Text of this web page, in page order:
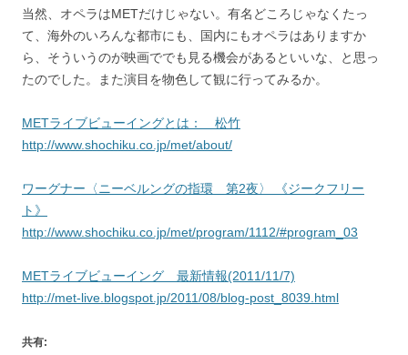
当然、オペラはMETだけじゃない。有名どころじゃなくたっ
て、海外のいろんな都市にも、国内にもオペラはありますか
ら、そういうのが映画ででも見る機会があるといいな、と思っ
たのでした。また演目を物色して観に行ってみるか。
METライブビューイングとは： 松竹
http://www.shochiku.co.jp/met/about/
ワーグナー〈ニーベルングの指環 第2夜〉 《ジークフリー
ト》
http://www.shochiku.co.jp/met/program/1112/#program_03
METライブビューイング 最新情報(2011/11/7)
http://met-live.blogspot.jp/2011/08/blog-post_8039.html
共有: